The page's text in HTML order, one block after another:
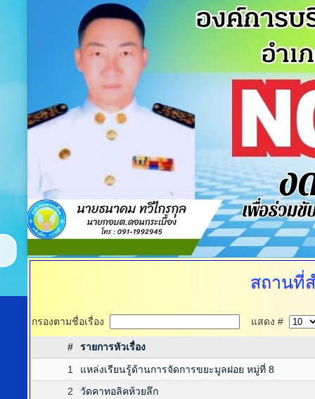
สถานที่
กรองตามชื่อเรื่อง แสดง #
#
รายการหัวเรื่อง
1
แหล่งเรียนรู้ด้านการจัดการขยะมูลฝอย หมู่ที่ 8
2
วัดคาทอลิคห้วยลึก